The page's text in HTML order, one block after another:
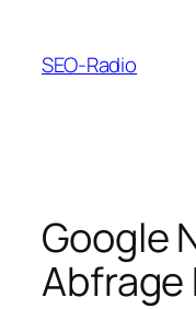
springen
SEO-Radio
Google